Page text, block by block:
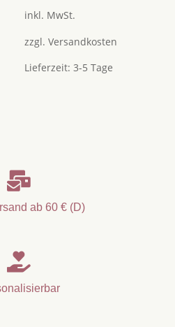
von 5
inkl. MwSt.
zzgl.Versandkosten
Lieferzeit:3-5 Tage

ab 60 € (D)
